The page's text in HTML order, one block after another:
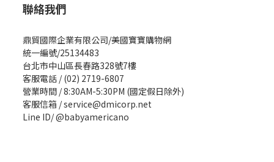
聯絡我們
鼎貿國際企業有限公司/美國寶寶購物網
統一編號/25134483
台北市中山區長春路328號7樓
客服電話 / (02) 2719-6807
營業時間 / 8:30AM-5:30PM (國定假日除外)
客服信箱 / service@dmicorp.net
Line ID/ @babyamericano